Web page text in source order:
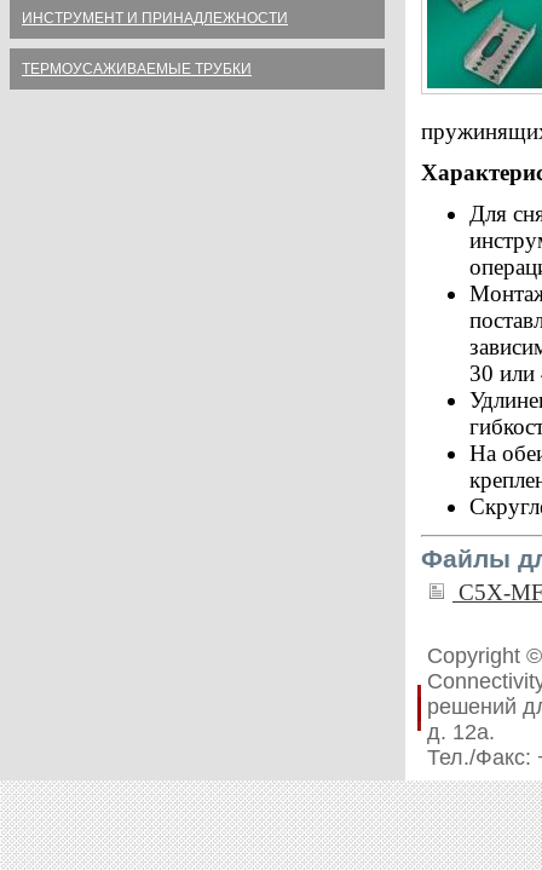
ИНСТРУМЕНТ И ПРИНАДЛЕЖНОСТИ
ТЕРМОУСАЖИВАЕМЫЕ ТРУБКИ
Для
30 или
На
Файлы
C5X-
Copyright
решений
д. 12а.
Тел./Факс: